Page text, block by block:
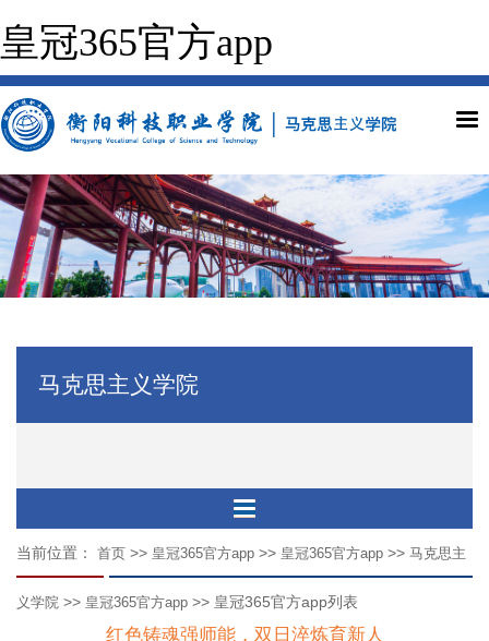
皇冠365官方app
马克思主义学院
当前位置： 首页 >> 皇冠365官方app >> 皇冠365官方app >> 马克思主
义学院 >> 皇冠365官方app >> 皇冠365官方app列表
红色铸魂强师能，双日淬炼育新人